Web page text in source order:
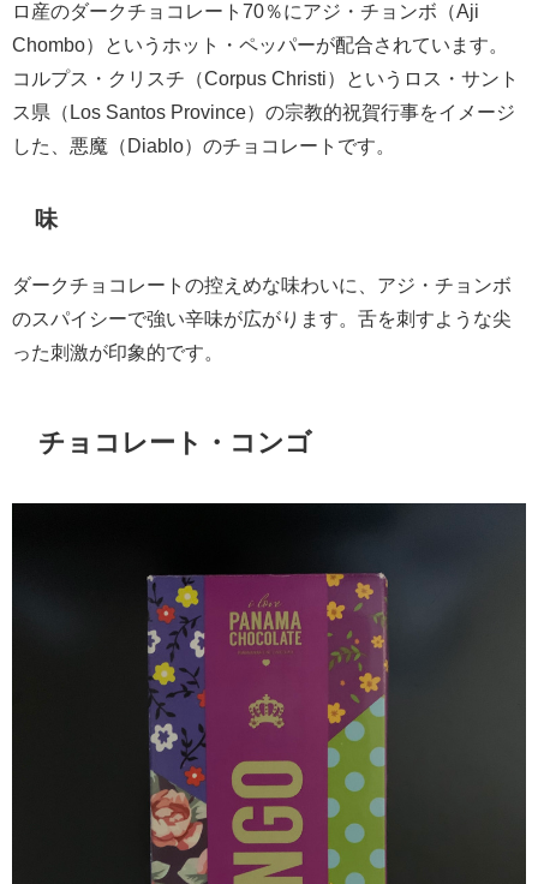
ロ産のダークチョコレート70％にアジ・チョンボ（Aji
Chombo）というホット・ペッパーが配合されています。
コルプス・クリスチ（Corpus Christi）というロス・サント
ス県（Los Santos Province）の宗教的祝賀行事をイメージ
した、悪魔（Diablo）のチョコレートです。
味
ダークチョコレートの控えめな味わいに、アジ・チョンボ
のスパイシーで強い辛味が広がります。舌を刺すような尖
った刺激が印象的です。
チョコレート・コンゴ